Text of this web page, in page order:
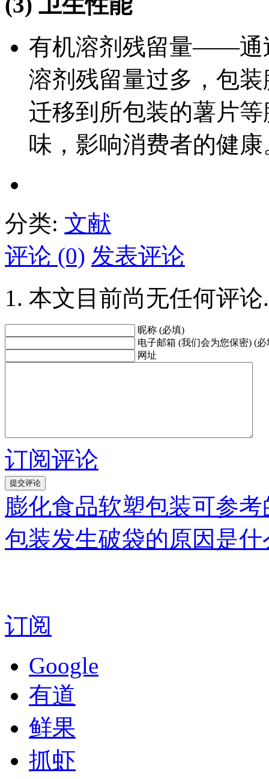
有机溶剂残留量——通
溶剂残留量过多，包
迁移到所包装的薯片
味，影响消费者的健康
分类: 文献
评论 (0) 发表评论
本文目前尚无任何评论.
昵称 (必填)
电子邮箱 (我们会为您保密) (必
网址
订阅评论
膨化食品软塑包装可参
包装发生破袋的原因是什
订阅
Google
有道
鲜果
抓虾